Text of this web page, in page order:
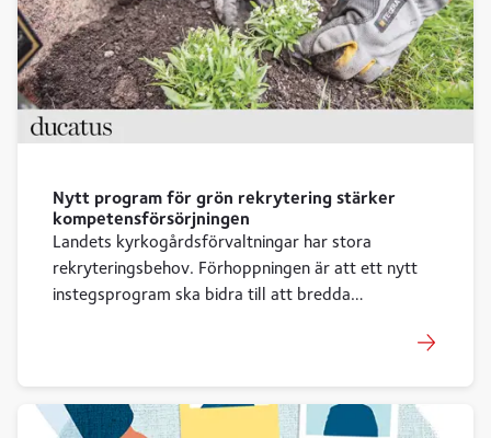
Nytt program för grön rekrytering stärker
kompetensförsörjningen
Landets kyrkogårdsförvaltningar har stora
rekryteringsbehov. Förhoppningen är att ett nytt
instegsprogram ska bidra till att bredda
Elofsson, kyrkogårdskonsulent vid SKKF och
ordförande i TCYK.